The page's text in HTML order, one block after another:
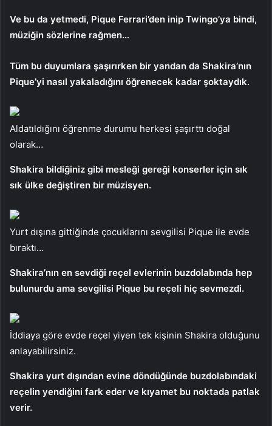
Ve bu da yetmedi, Pique Ferrari’den inip Twingo’ya bindi,
müziğin sözlerine rağmen…
Tüm bu duyumlara şaşırırken bir yandan da Shakira’nın
Pique’yi nasıl yakaladığını öğrenecek kadar şoktaydık.
Aldatıldığını öğrenme durumu herkesi şaşırttı doğal
olarak…
Shakira bildiğiniz gibi mesleği gereği konserler için sık
sık ülke değiştiren bir müzisyen.
Yurt dışına gittiğinde çocuklarını sevgilisi Pique ile evde
bıraktı…
Shakira’nın en sevdiği reçel evlerinin buzdolabında hep
bulunurdu ama sevgilisi Pique bu reçeli hiç sevmezdi.
İddiaya göre evde reçel yiyen tek kişinin Shakira olduğunu
anlayabilirsiniz.
Shakira yurt dışından evine döndüğünde buzdolabındaki
reçelin yendiğini fark eder ve kıyamet bu noktada patlak
verir.